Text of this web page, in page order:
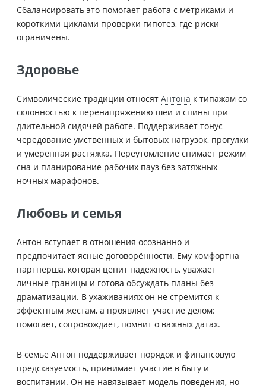
Сбалансировать это помогает работа с метриками и
короткими циклами проверки гипотез, где риски
ограничены.
Здоровье
Символические традиции относят Антона к типажам со
склонностью к перенапряжению шеи и спины при
длительной сидячей работе. Поддерживает тонус
чередование умственных и бытовых нагрузок, прогулки
и умеренная растяжка. Переутомление снимает режим
сна и планирование рабочих пауз без затяжных
ночных марафонов.
Любовь и семья
Антон вступает в отношения осознанно и
предпочитает ясные договорённости. Ему комфортна
партнёрша, которая ценит надёжность, уважает
личные границы и готова обсуждать планы без
драматизации. В ухаживаниях он не стремится к
эффектным жестам, а проявляет участие делом:
помогает, сопровождает, помнит о важных датах.
В семье Антон поддерживает порядок и финансовую
предсказуемость, принимает участие в быту и
воспитании. Он не навязывает модель поведения, но